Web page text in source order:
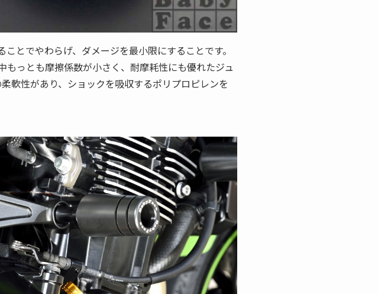
とでやわらげ、ダメージを最小限にすることです。
っとも摩擦係数が小さく、耐摩耗性にも優れたジュ
軟性があり、ショックを吸収するポリプロピレンを